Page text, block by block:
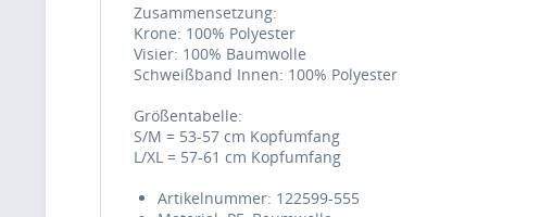
Zusammensetzung:
Krone: 100% Polyester
Visier: 100% Baumwolle
Schweißband Innen: 100% Polyester
Größentabelle:
S/M = 53-57 cm Kopfumfang
L/XL = 57-61 cm Kopfumfang
Artikelnummer: 122599-555